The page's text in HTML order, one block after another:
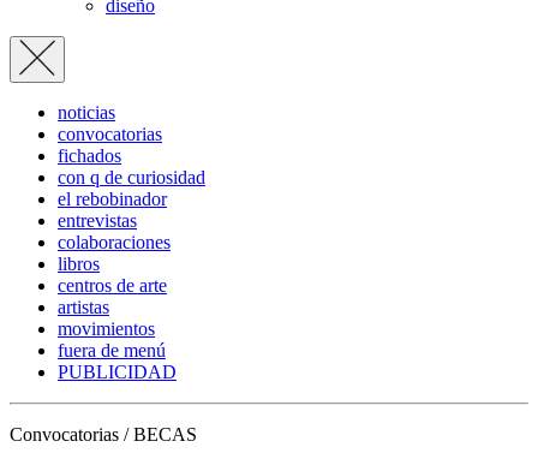
diseño
noticias
convocatorias
fichados
con q de curiosidad
el rebobinador
entrevistas
colaboraciones
libros
centros de arte
artistas
movimientos
fuera de menú
PUBLICIDAD
Convocatorias / BECAS